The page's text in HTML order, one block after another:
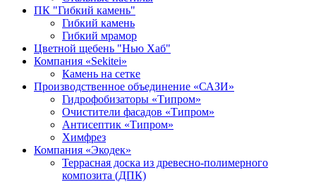
ПК "Гибкий камень"
Гибкий камень
Гибкий мрамор
Цветной щебень "Нью Хаб"
Компания «Sekitei»
Камень на сетке
Производственное объединение «САЗИ»
Гидрофобизаторы «Типром»
Очистители фасадов «Типром»
Антисептик «Типром»
Химфрез
Компания «Экодек»
Террасная доска из древесно-полимерного
композита (ДПК)